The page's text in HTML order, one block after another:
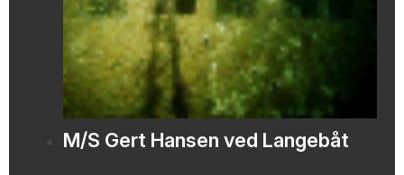
M/S Gert Hansen ved Langebåt